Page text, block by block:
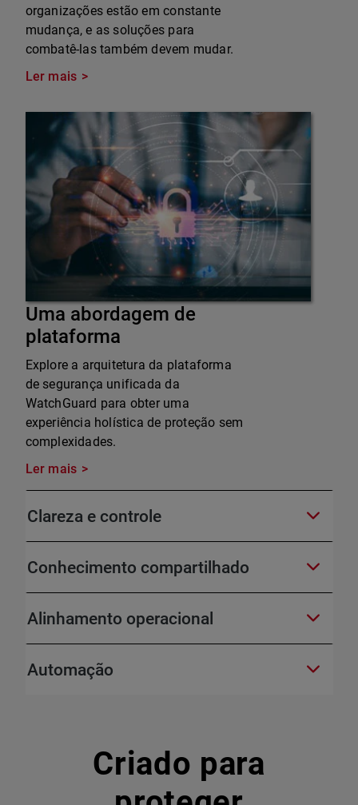
organizações estão em constante
mudança, e as soluções para
combatê-las também devem mudar.
Ler mais
Uma abordagem de
plataforma
Explore a arquitetura da plataforma
de segurança unificada da
WatchGuard para obter uma
experiência holística de proteção sem
complexidades.
Ler mais
Clareza e controle
Conhecimento compartilhado
Alinhamento operacional
Automação
Criado para